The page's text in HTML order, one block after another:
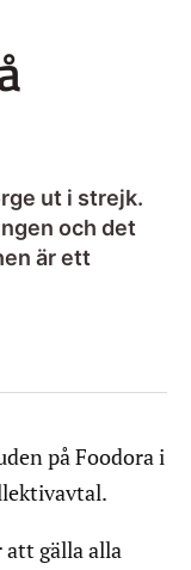
ut i strejk.
och det
är ett
på Foodora i
gälla alla